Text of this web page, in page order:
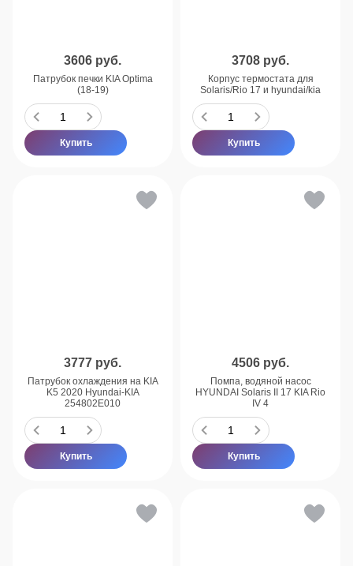
3606 руб.
Патрубок печки KIA Optima
(18-19)
Купить
3708 руб.
Корпус термостата для
Solaris/Rio 17 и hyundai/kia
Купить
3777 руб.
Патрубок охлаждения на KIA
K5 2020 Hyundai-KIA
254802E010
Купить
4506 руб.
Помпа, водяной насос
HYUNDAI Solaris II 17 KIA Rio
IV 4
Купить